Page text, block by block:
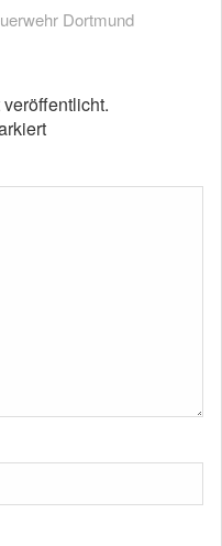
Dortmund